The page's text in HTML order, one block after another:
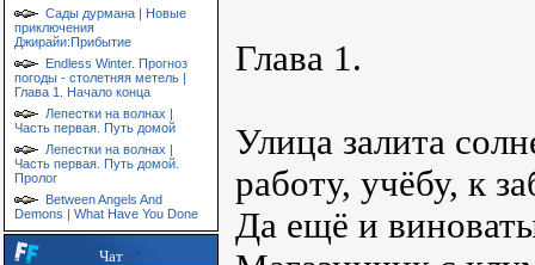
Сады дурмана | Новые
приключения
Джирайи:Прибытие
Endless Winter. Прогноз
погоды - столетняя метель |
Глава 1. Начало конца
Лепестки на волнах |
Часть первая. Путь домой
Лепестки на волнах |
Часть первая. Путь домой.
Пролог
Between Angels And
Demons | What Have You Done
Чат
Глава 1.
Улица залита
работу, учёбу, к
Да ещё и